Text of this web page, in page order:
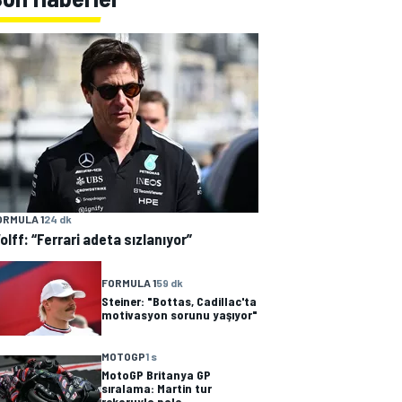
124 dk
“Ferrari adeta sızlanıyor”
FORMULA 159 dk
Steiner: "Bottas, Cadillac'ta
motivasyon sorunu yaşıyor"
MOTOGP1 s
MotoGP Britanya GP
sıralama: Martin tur